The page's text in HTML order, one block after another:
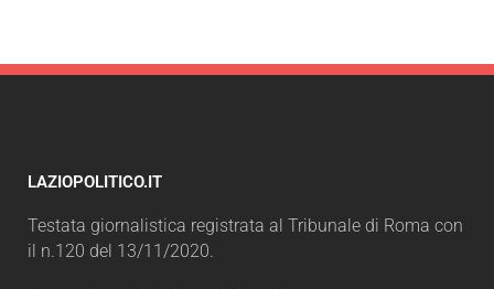
LAZIOPOLITICO.IT
Testata giornalistica registrata al Tribunale di Roma con
il n.120 del 13/11/2020.